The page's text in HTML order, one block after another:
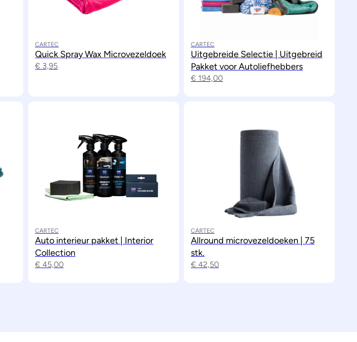
CARTEC
Quick Spray Wax Microvezeldoek
€ 3,95
CARTEC
Uitgebreide Selectie | Uitgebreid
Pakket voor Autoliefhebbers
€ 194,00
CARTEC
Auto interieur pakket | Interior
Collection
€ 45,00
CARTEC
Allround microvezeldoeken | 75
stk.
€ 42,50